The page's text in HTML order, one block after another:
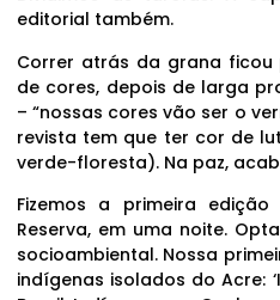
editorial também.
Correr atrás da grana
de cores, depois de larga
– “nossas cores vão ser o
revista tem que ter cor de
verde-floresta). Na paz,
Fizemos a primeira
Reserva, em uma noite.
socioambiental. Nossa
indígenas isolados do Acre: